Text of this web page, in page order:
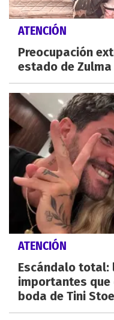
ATENCIÓN
Preocupación
estado de
ATENCIÓN
Escándalo total:
importantes
boda de Tini